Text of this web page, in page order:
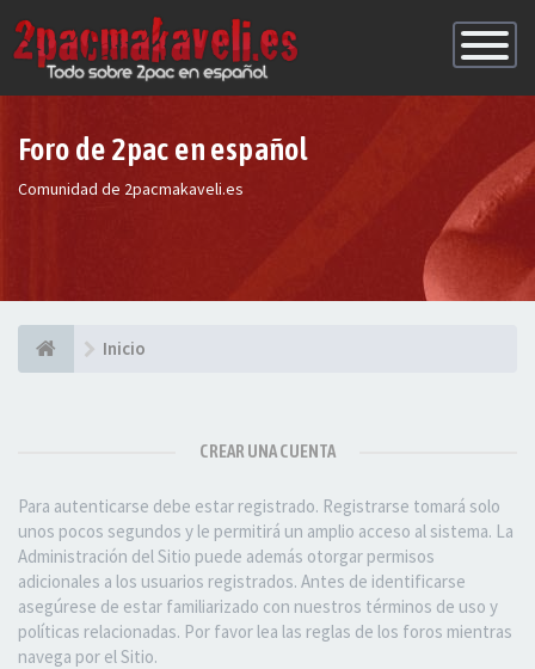
de
Foro de 2pac en español
Comunidad de 2pacmakaveli.es
Inicio
CREAR UNA CUENTA
Para autenticarse debe estar registrado. Registrarse tomará solo
unos pocos segundos y le permitirá un amplio acceso al sistema. La
Administración del Sitio puede además otorgar permisos
adicionales a los usuarios registrados. Antes de identificarse
asegúrese de estar familiarizado con nuestros términos de uso y
políticas relacionadas. Por favor lea las reglas de los foros mientras
navega por el Sitio.